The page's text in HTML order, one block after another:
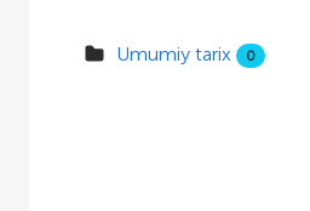
Umumiy tarix 0